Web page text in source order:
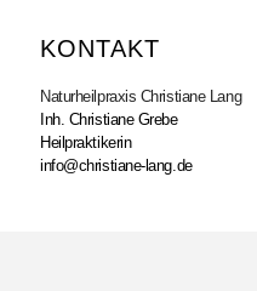
KONTAKT
Naturheilpraxis Christiane Lang
Inh. Christiane Grebe
Heilpraktikerin
info@christiane-lang.de